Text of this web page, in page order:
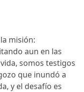
misión:
aun en las
somos testigos
que inundó a
y el desafío es